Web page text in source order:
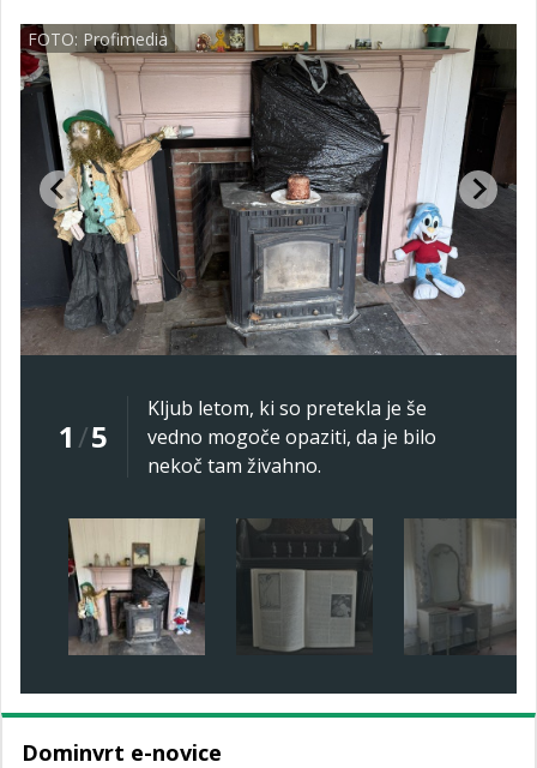
FOTO: Profimedia
1 /5
Kljub letom, ki so pretekla je še
vedno mogoče opaziti, da je bilo
nekoč tam živahno.
Dominvrt e-novice